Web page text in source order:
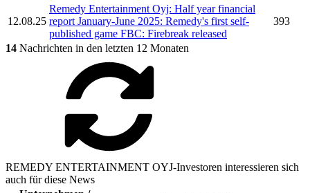
12.08.25
Remedy Entertainment Oyj: Half year financial
report January-June 2025: Remedy's first self-
published game FBC: Firebreak released
393
14 Nachrichten in den letzten 12 Monaten
REMEDY ENTERTAINMENT OYJ-Investoren interessieren sich
auch für diese News